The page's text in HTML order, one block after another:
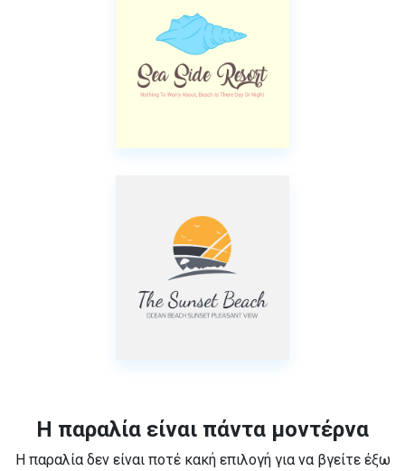
Η παραλία είναι πάντα μοντέρνα
Η παραλία δεν είναι ποτέ κακή επιλογή για να βγείτε έξω